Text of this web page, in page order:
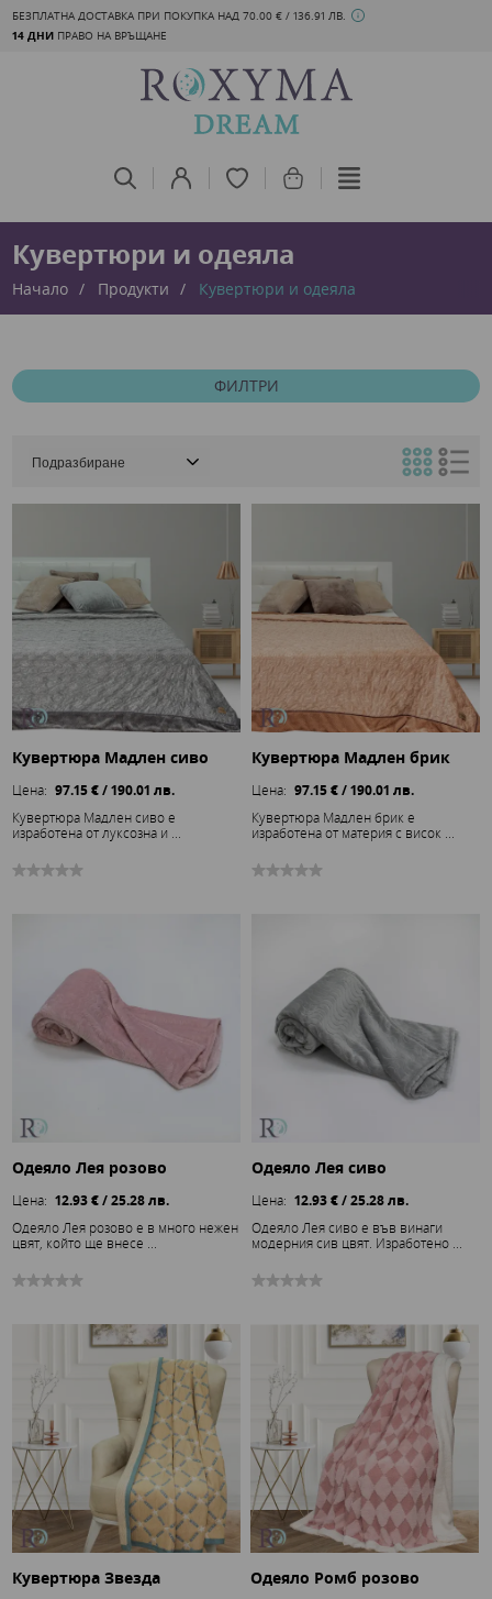
БЕЗПЛАТНА ДОСТАВКА ПРИ ПОКУПКА НАД 70.00 € / 136.91 ЛВ.
14 ДНИ ПРАВО НА ВРЪЩАНЕ
Кувертюри и одеяла
Начало Продукти Кувертюри и одеяла
ФИЛТРИ
Кувертюра Мадлен сиво
Цена: 97.15 € / 190.01 лв.
Кувертюра Мадлен сиво е
изработена от луксозна и ...
Кувертюра Мадлен брик
Цена: 97.15 € / 190.01 лв.
Кувертюра Мадлен брик е
изработена от материя с висок ...
Одеяло Лея розово
Цена: 12.93 € / 25.28 лв.
Одеяло Лея розово е в много нежен
цвят, който ще внесе ...
Одеяло Лея сиво
Цена: 12.93 € / 25.28 лв.
Одеяло Лея сиво е във винаги
модерния сив цвят. Изработено ...
Кувертюра Звезда Одеяло Ромб розово